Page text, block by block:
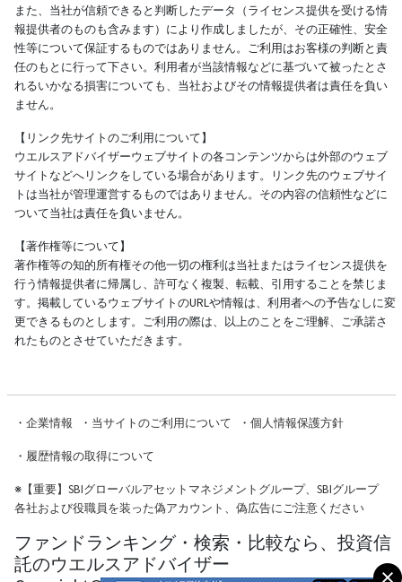
また、当社が信頼できると判断したデータ（ライセンス提供を受ける情
報提供者のものも含みます）により作成しましたが、その正確性、安全
性等について保証するものではありません。ご利用はお客様の判断と責
任のもとに行って下さい。利用者が当該情報などに基づいて被ったとさ
れるいかなる損害についても、当社およびその情報提供者は責任を負い
ません。
【リンク先サイトのご利用について】
ウエルスアドバイザーウェブサイトの各コンテンツからは外部のウェブ
サイトなどへリンクをしている場合があります。リンク先のウェブサイ
トは当社が管理運営するものではありません。その内容の信頼性などに
ついて当社は責任を負いません。
【著作権等について】
著作権等の知的所有権その他一切の権利は当社またはライセンス提供を
行う情報提供者に帰属し、許可なく複製、転載、引用することを禁じま
す。掲載しているウェブサイトのURLや情報は、利用者への予告なしに変
更できるものとします。ご利用の際は、以上のことをご理解、ご承諾さ
れたものとさせていただきます。
・ 企業情報 ・ 当サイトのご利用について ・ 個人情報保護方針
・ 履歴情報の取得について
※【重要】SBIグローバルアセットマネジメントグループ、SBIグループ
各社および役職員を装った偽アカウント、偽広告にご注意ください
ファンドランキング・検索・比較なら、投資信
託のウエルスアドバイザー